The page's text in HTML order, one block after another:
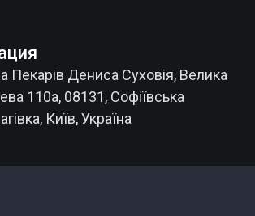
Пекарів Дениса Суховія, Велика
110а, 08131, Софіївська
Київ, Україна